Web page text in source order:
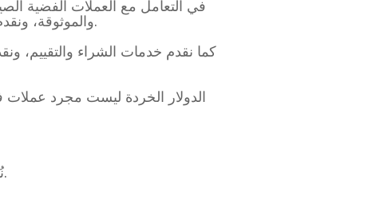
والموثوقة، ونقدم تقييمًا دقيقًا للمصادقة والحالة لمساعدتك في العثور على العملة المثالية لمجموعتك أو استثمارك.
كما نقدم خدمات الشراء والتقييم،
الدولار الخردة ليست مجرد
في Goldsilverjapan، نُقدّم قيمةً موثوقةً وثقةً، ونعمل كجسرٍ يربط العملات التاريخية بالمستقبل.